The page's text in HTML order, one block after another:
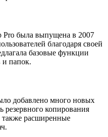
Pro была выпущена в 2007
благодаря своей
базовые функции
и папок.
добавлено много новых
резервного копирования
также расширенные